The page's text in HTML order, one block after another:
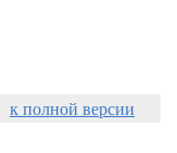
к полной версии